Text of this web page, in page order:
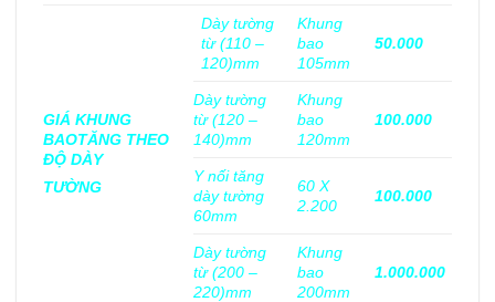
GIÁ KHUNG
BAOTĂNG THEO
ĐỘ DÀY
TƯỜNG
Dày tường
từ (110 –
120)mm
Khung
bao
105mm
50.000
Dày tường
từ (120 –
140)mm
Khung
bao
120mm
100.000
Y nối tăng
dày tường
60mm
60 X
2.200
100.000
Dày tường
từ (200 –
220)mm
Khung
bao
200mm
1.000.000